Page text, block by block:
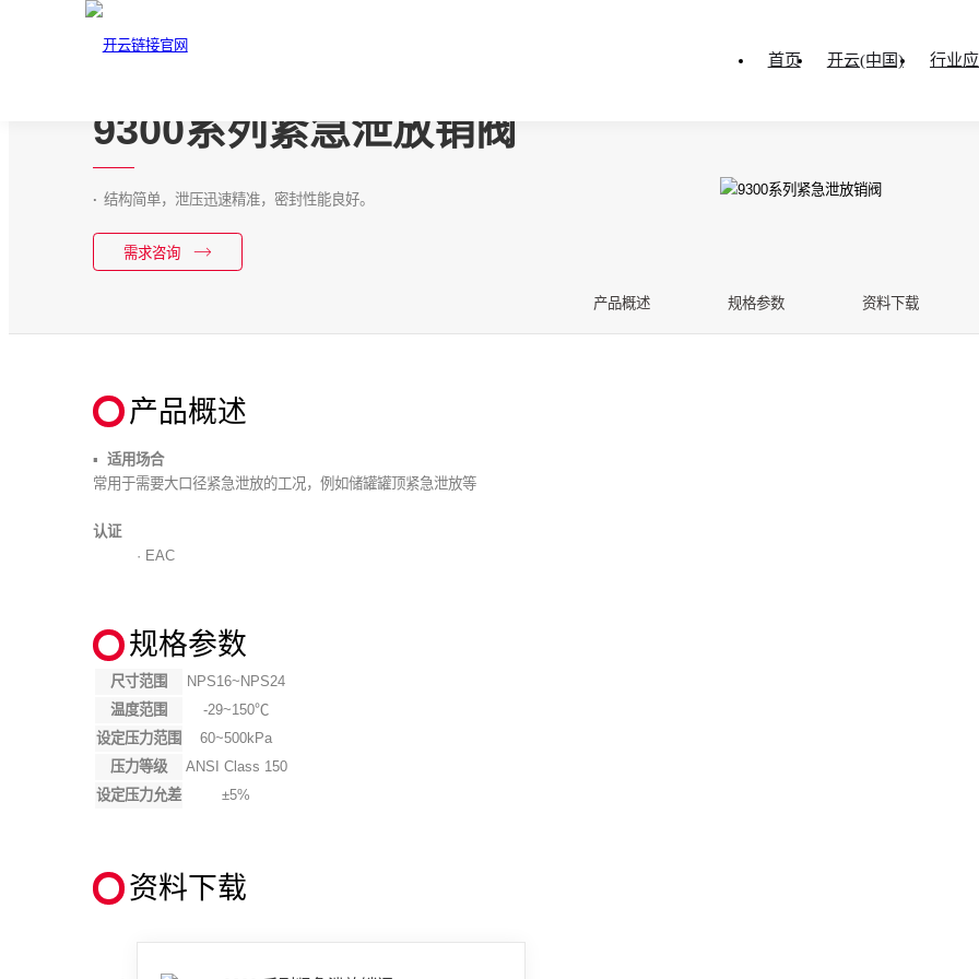
首页 开云(中国) 行业
9300系列紧急泄放销阀
结构简单，泄压迅速精准，密封性能良好。
需求咨询
产品概述 规格参数 资料下载
产品概述
适用场合
常用于需要大口径紧急泄放的工况，例如储罐罐顶紧急泄放等
认证
· EAC
规格参数
尺寸范围
NPS16~NPS24
温度范围
-29~150℃
设定压力范围
60~500kPa
压力等级
ANSI Class 150
设定压力允差
±5%
资料下载